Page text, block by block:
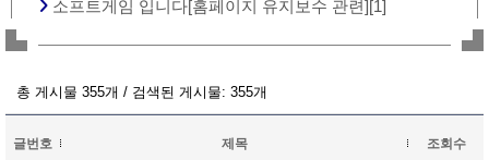
소프트게임 입니다[홈페이지 유지보수 관련][1]
총 게시물 355개 / 검색된 게시물: 355개
글번호 제목 조회수